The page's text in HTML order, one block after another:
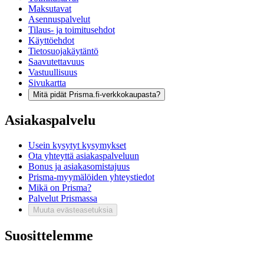
Maksutavat
Asennuspalvelut
Tilaus- ja toimitusehdot
Käyttöehdot
Tietosuojakäytäntö
Saavutettavuus
Vastuullisuus
Sivukartta
Mitä pidät Prisma.fi-verkkokaupasta?
Asiakaspalvelu
Usein kysytyt kysymykset
Ota yhteyttä asiakaspalveluun
Bonus ja asiakasomistajuus
Prisma-myymälöiden yhteystiedot
Mikä on Prisma?
Palvelut Prismassa
Muuta evästeasetuksia
Suosittelemme